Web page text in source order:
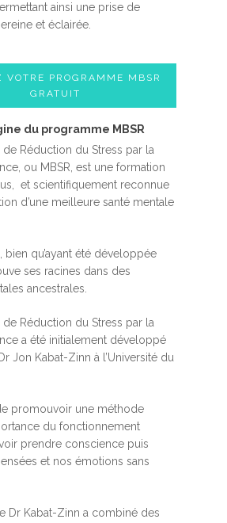
ainsi une prise de
et éclairée.
VOTRE PROGRAMME MBSR
GRATUIT
du programme MBSR
de Réduction du Stress par la
ou MBSR, est une formation
et scientifiquement reconnue
d’une meilleure santé mentale
bien qu’ayant été développée
ses racines dans des
ancestrales.
de Réduction du Stress par la
a été initialement développé
Jon Kabat-Zinn à l’Université du
de promouvoir une méthode
du fonctionnement
prendre conscience puis
et nos émotions sans
Dr Kabat-Zinn a combiné des